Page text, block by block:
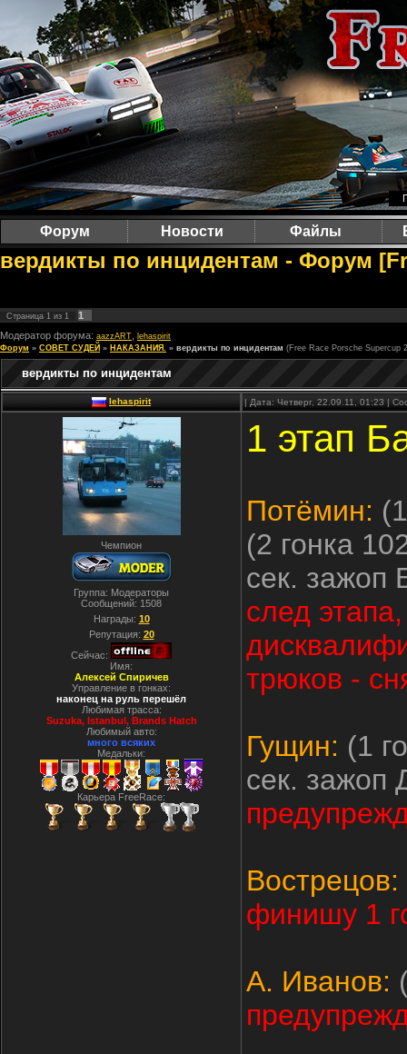
Форум Новости Файлы
вердикты по инцидентам - Форум
Страница 1 из 1
1
Модератор форума: aazzART
lehaspirit
Форум » СОВЕТ СУДЕЙ » НАКАЗАНИЯ. » вердикты по инцидентам (Free Race Porsche Supercup
вердикты по инцидентам
lehaspirit | Дата: Четверг, 22.09.11, 01:23 |
Чемпион
Группа: Модераторы
Сообщений: 1508
Награды: 10
Репутация: 20
Сейчас:
Имя:
Алексей Спиричев
Управление в гонках:
наконец на руль перешёл
Любимая трасса:
Suzuka, Istanbul, Вrands Hatch
Любимый авто:
много всяких
Медальки:
Карьера FreeRace:
1 этап
Потёмин:
(2 гонка
сек. зажоп
след
трюков -
Гущин: (1
сек.
Вострецов:
финишу 1
А. Иванов: